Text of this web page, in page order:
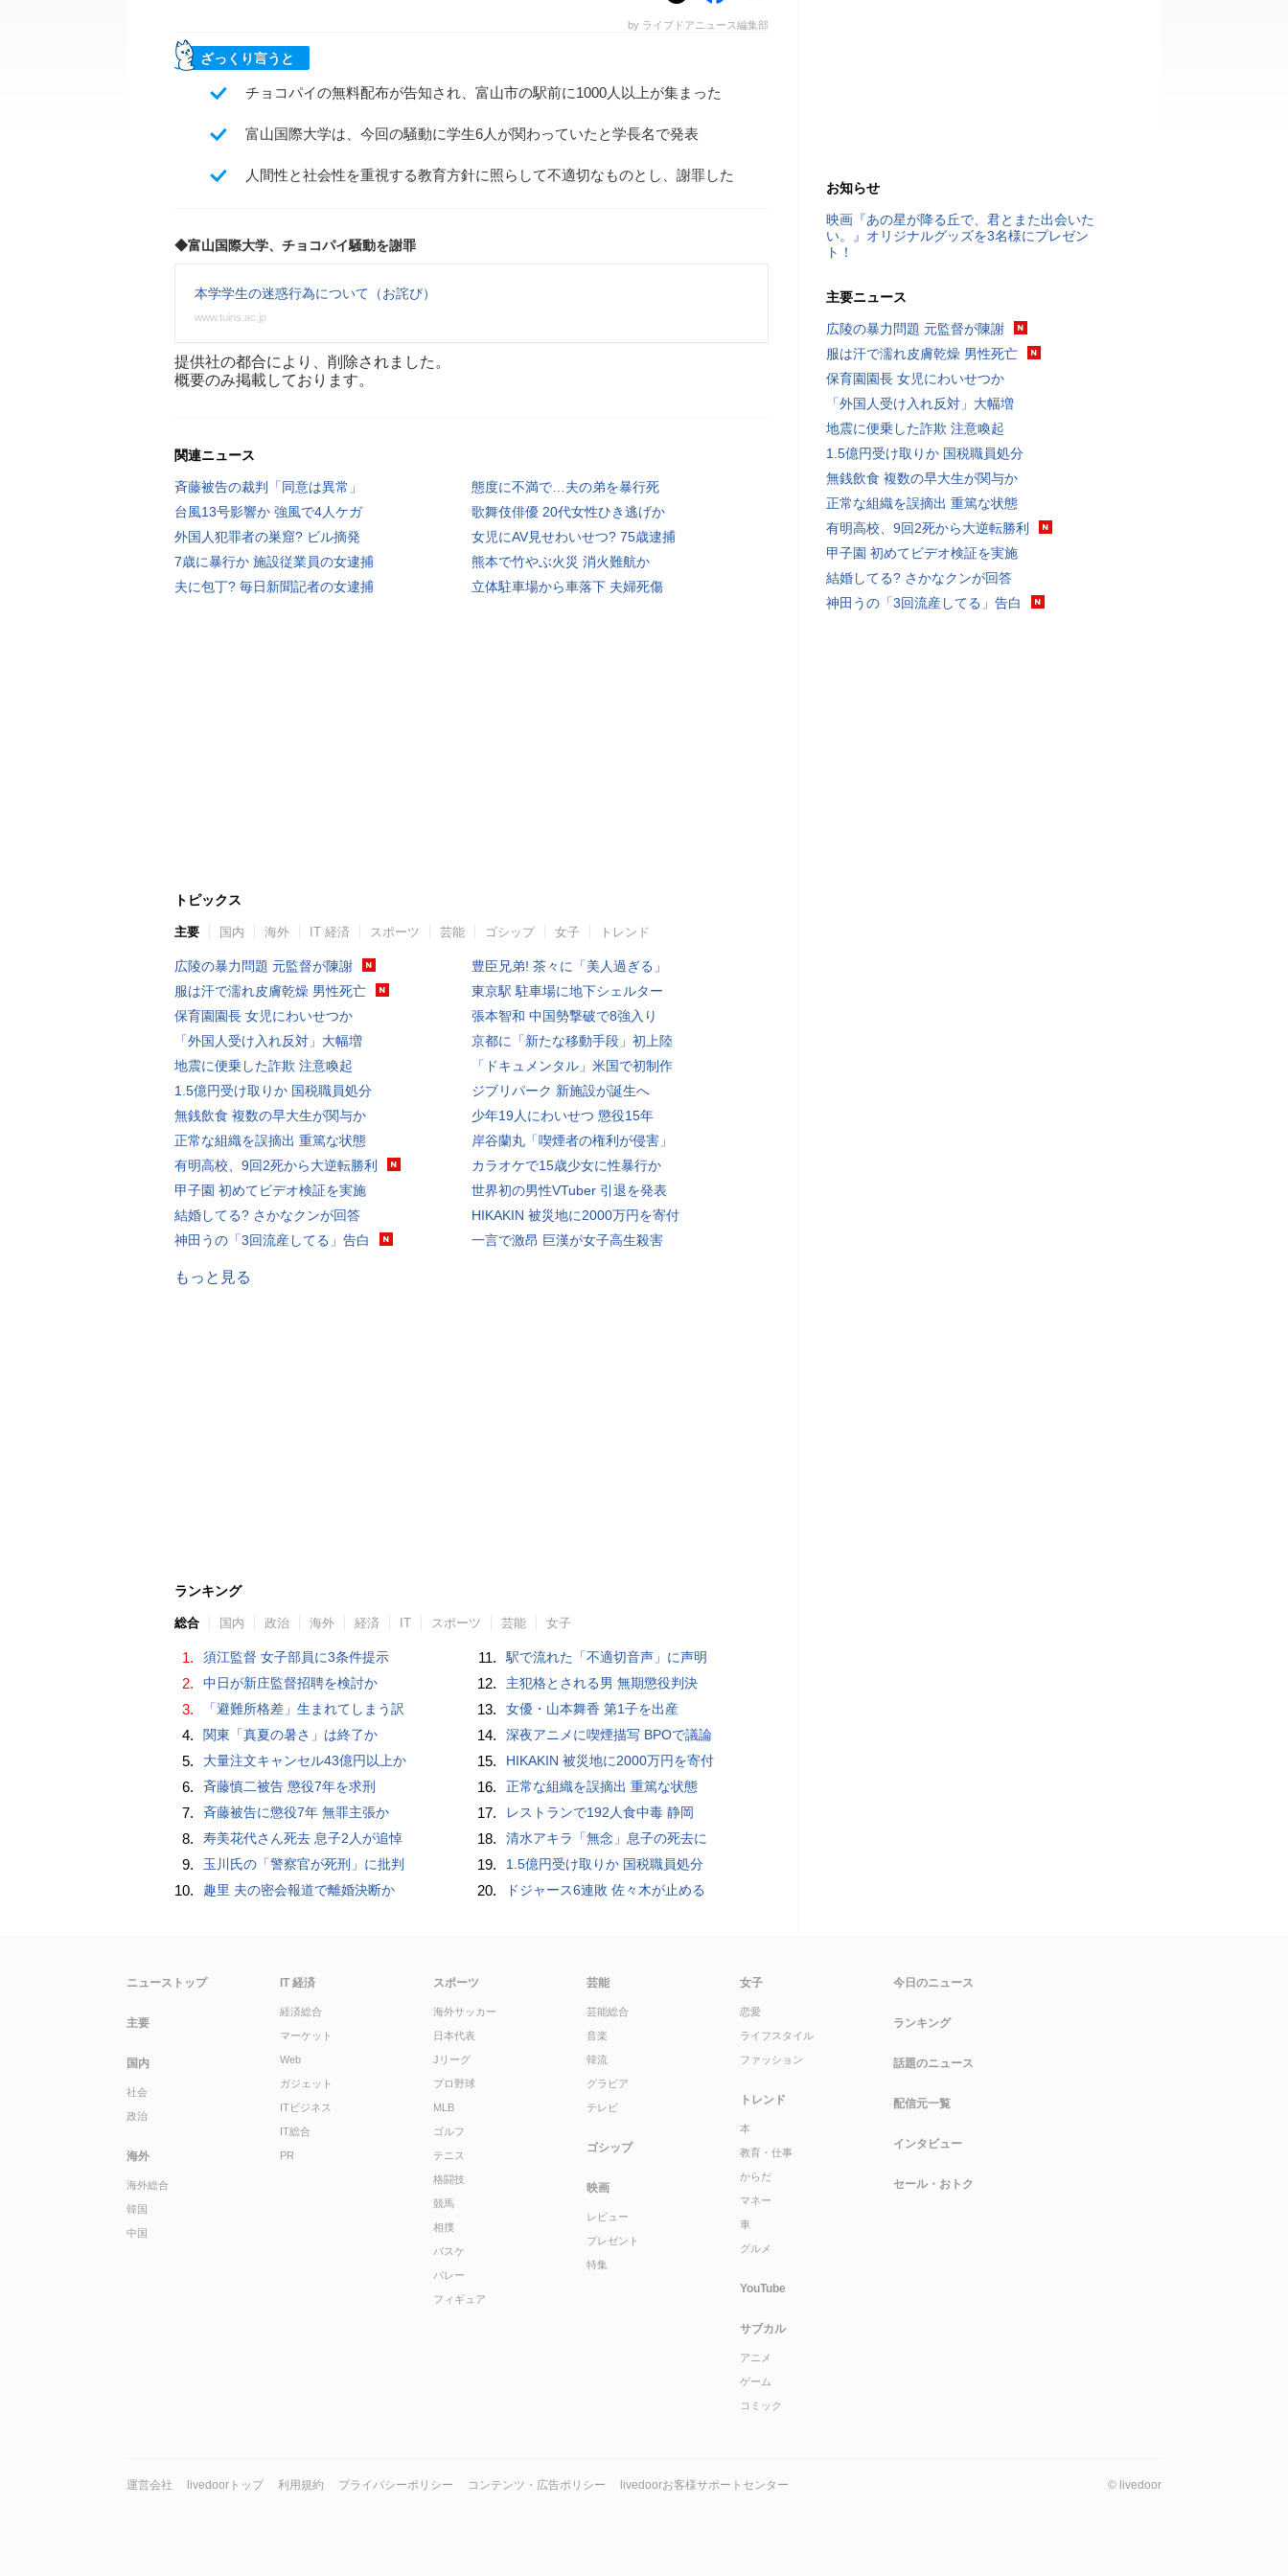
by ライブドアニュース編集部
ざっくり言うと
チョコパイの無料配布が告知され、富山市の駅前に1000人以上が集まった
富山国際大学は、今回の騒動に学生6人が関わっていたと学長名で発表
人間性と社会性を重視する教育方針に照らして不適切なものとし、謝罪した
◆富山国際大学、チョコパイ騒動を謝罪
本学学生の迷惑行為について（お詫び）
www.tuins.ac.jp
提供社の都合により、削除されました。
概要のみ掲載しております。
関連ニュース
斉藤被告の裁判「同意は異常」
態度に不満で…夫の弟を暴行死
台風13号影響か 強風で4人ケガ
歌舞伎俳優 20代女性ひき逃げか
外国人犯罪者の巣窟? ビル摘発
女児にAV見せわいせつ? 75歳逮捕
7歳に暴行か 施設従業員の女逮捕
熊本で竹やぶ火災 消火難航か
夫に包丁? 毎日新聞記者の女逮捕
立体駐車場から車落下 夫婦死傷
トピックス
主要 国内 海外 IT 経済 スポーツ 芸能 ゴシップ 女子 トレンド
広陵の暴力問題 元監督が陳謝
服は汗で濡れ皮膚乾燥 男性死亡
保育園園長 女児にわいせつか
「外国人受け入れ反対」大幅増
地震に便乗した詐欺 注意喚起
1.5億円受け取りか 国税職員処分
無銭飲食 複数の早大生が関与か
正常な組織を誤摘出 重篤な状態
有明高校、9回2死から大逆転勝利
甲子園 初めてビデオ検証を実施
結婚してる? さかなクンが回答
神田うの「3回流産してる」告白
豊臣兄弟! 茶々に「美人過ぎる」
東京駅 駐車場に地下シェルター
張本智和 中国勢撃破で8強入り
京都に「新たな移動手段」初上陸
「ドキュメンタル」米国で初制作
ジブリパーク 新施設が誕生へ
少年19人にわいせつ 懲役15年
岸谷蘭丸「喫煙者の権利が侵害」
カラオケで15歳少女に性暴行か
世界初の男性VTuber 引退を発表
HIKAKIN 被災地に2000万円を寄付
一言で激昂 巨漢が女子高生殺害
もっと見る
ランキング
総合 国内 政治 海外 経済 IT スポーツ 芸能 女子
1. 須江監督 女子部員に3条件提示
2. 中日が新庄監督招聘を検討か
3. 「避難所格差」生まれてしまう訳
4. 関東「真夏の暑さ」は終了か
5. 大量注文キャンセル43億円以上か
6. 斉藤慎二被告 懲役7年を求刑
7. 斉藤被告に懲役7年 無罪主張か
8. 寿美花代さん死去 息子2人が追悼
9. 玉川氏の「警察官が死刑」に批判
10. 趣里 夫の密会報道で離婚決断か
11. 駅で流れた「不適切音声」に声明
12. 主犯格とされる男 無期懲役判決
13. 女優・山本舞香 第1子を出産
14. 深夜アニメに喫煙描写 BPOで議論
15. HIKAKIN 被災地に2000万円を寄付
16. 正常な組織を誤摘出 重篤な状態
17. レストランで192人食中毒 静岡
18. 清水アキラ「無念」息子の死去に
19. 1.5億円受け取りか 国税職員処分
20. ドジャース6連敗 佐々木が止める
お知らせ
映画『あの星が降る丘で、君とまた出会いた
い。』オリジナルグッズを3名様にプレゼン
ト！
主要ニュース
広陵の暴力問題 元監督が陳謝
服は汗で濡れ皮膚乾燥 男性死亡
保育園園長 女児にわいせつか
「外国人受け入れ反対」大幅増
地震に便乗した詐欺 注意喚起
1.5億円受け取りか 国税職員処分
無銭飲食 複数の早大生が関与か
正常な組織を誤摘出 重篤な状態
有明高校、9回2死から大逆転勝利
甲子園 初めてビデオ検証を実施
結婚してる? さかなクンが回答
神田うの「3回流産してる」告白
ニューストップ
主要
国内
社会
政治
海外
海外総合
韓国
中国
IT 経済
経済総合
マーケット
Web
ガジェット
ITビジネス
IT総合
PR
スポーツ
海外サッカー
日本代表
Jリーグ
プロ野球
MLB
ゴルフ
テニス
格闘技
競馬
相撲
バスケ
バレー
フィギュア
芸能
芸能総合
音楽
韓流
グラビア
テレビ
ゴシップ
映画
レビュー
プレゼント
特集
女子
恋愛
ライフスタイル
ファッション
トレンド
本
教育・仕事
からだ
マネー
車
グルメ
YouTube
サブカル
アニメ
ゲーム
コミック
今日のニュース
ランキング
話題のニュース
配信元一覧
インタビュー
セール・おトク
運営会社 livedoorトップ 利用規約 プライバシーポリシー コンテンツ・広告ポリシー livedoorお客様サポートセンター © livedoor